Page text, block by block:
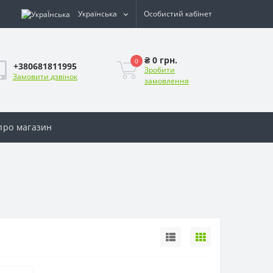
Українська Особистий кабінет
+380681811995
Замовити дзвінок
0 ₴ 0 грн.
Зробити
замовлення
магазин